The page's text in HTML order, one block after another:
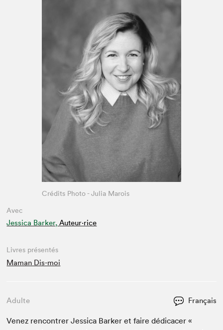
Avec
Jessica Barker, Auteur·rice
Crédits Photo - Julia Marois
Livres présentés
Maman Dis-moi
Adulte Français
Venez ren­con­tr­er Jes­si­ca Bark­er et faire dédi­cac­er «